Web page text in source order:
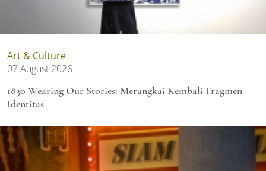
Art & Culture
07 August 2026
1830 Wearing Our Stories: Merangkai Kembali Fragmen
Identitas